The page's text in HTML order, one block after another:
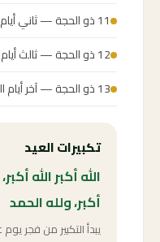
11 ذو الحجة — ثاني أيام التشريق
12 ذو الحجة — ثالث أيام التشريق
13 ذو الحجة — آخر أيام التشريق
تكبيرات العيد
الله أكبر الله
أكبر، ولله الحمد
يبدأ التكبير من فجر